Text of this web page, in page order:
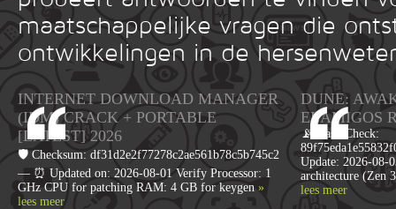
maatschappelijke vragen die
ontwikkelingen in de
INTERNET DOWNLOAD MANAGER
(IDM) CRACK + PORTABLE
[LATEST] 2026
🛡️ Checksum: df31d2e2f77278c2ae561b78c5b745c2
— ⏰ Updated on: 2026-08-01 Verify Processor: 1
GHz CPU for patching RAM: 4 GB for keygen »
lees meer
DUNE:
ELAMIGOS
📡 Hash Check:
Update: 2026-08-
architecture (Zen
lees meer